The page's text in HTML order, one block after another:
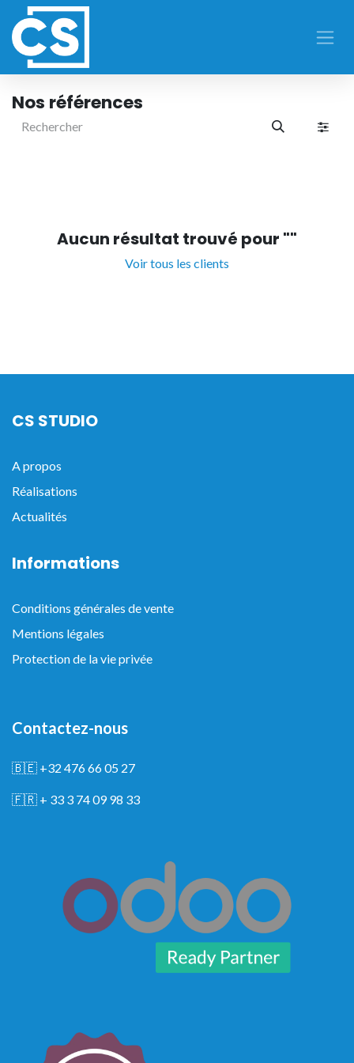
Se rendre au contenu
Nos références
Aucun résultat trouvé pour ""
Voir tous les clients
CS STUDIO
A propos
Réalisations
Actualités
Informations
Conditions générales de vente
Mentions légales
Protection de la vie privée
Contactez-nous
🇧🇪 +32 476 66 05 27
🇫🇷 + 33 3 74 09 98 33